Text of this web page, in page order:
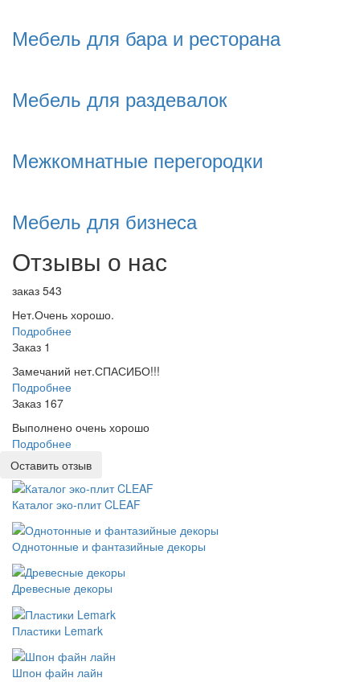
Мебель для бара и ресторана
Мебель для раздевалок
Межкомнатные перегородки
Мебель для бизнеса
Отзывы о нас
заказ 543
Нет.Очень хорошо.
Подробнее
Заказ 1
Замечаний нет.СПАСИБО!!!
Подробнее
Заказ 167
Выполнено очень хорошо
Подробнее
Оставить отзыв
Каталог эко-плит CLEAF
Однотонные и фантазийные декоры
Древесные декоры
Пластики Lemark
Шпон файн лайн